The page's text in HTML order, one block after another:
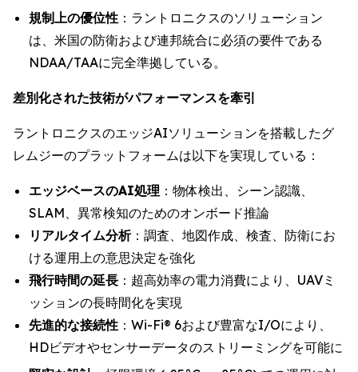
規制上の優位性 ：ラントロニクスのソリューション
は、米国の防衛および連邦統合に必須の要件である
NDAA/TAAに完全準拠している。
差別化された技術がパフォーマンスを牽引
ラントロニクスのエッジAIソリューションを搭載したグ
レムジーのプラットフォームは以下を実現している：
エッジベースのAI処理 ：物体検出、シーン認識、
SLAM、異常検知のためのオンボード推論
リアルタイム分析：調査、地図作成、検査、防衛にお
ける運用上の意思決定を強化
飛行時間の延長 ：超高効率の電力消費により、UAVミ
ッションの長時間化を実現
先進的な接続性 ：Wi-Fi® 6および豊富なI/Oにより、
HDビデオやセンサーデータのストリーミングを可能に